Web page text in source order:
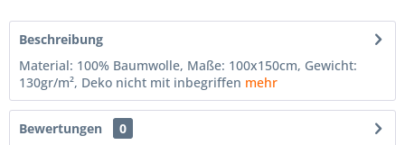
Beschreibung
Material: 100% Baumwolle, Maße: 100x150cm, Gewicht:
130gr/m², Deko nicht mit inbegriffen mehr
Bewertungen
0